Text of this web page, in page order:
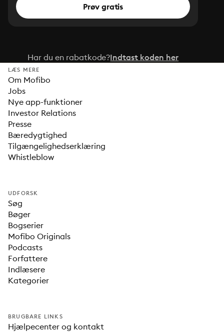
Prøv gratis
Har du en rabatkode?Indtast koden her
LÆS MERE
Om Mofibo
Jobs
Nye app-funktioner
Investor Relations
Presse
Bæredygtighed
Tilgængelighedserklæring
Whistleblow
UDFORSK
Søg
Bøger
Bogserier
Mofibo Originals
Podcasts
Forfattere
Indlæsere
Kategorier
BRUGBARE LINKS
Hjælpecenter og kontakt